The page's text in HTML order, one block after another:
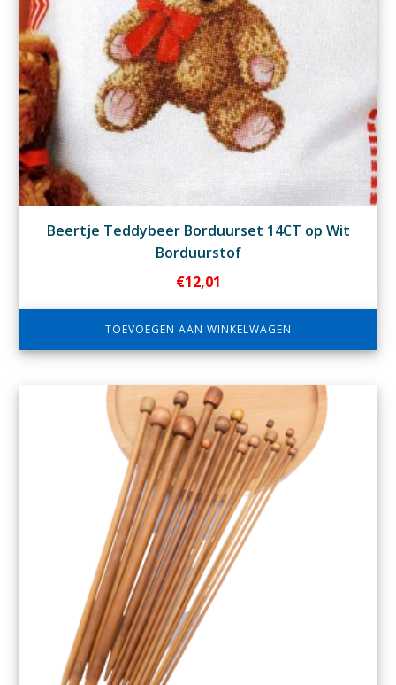
Beertje Teddybeer Borduurset 14CT op Wit
Borduurstof
€12,01
TOEVOEGEN AAN WINKELWAGEN